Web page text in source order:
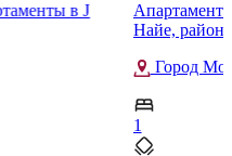
в J
Найе, район
Город
1